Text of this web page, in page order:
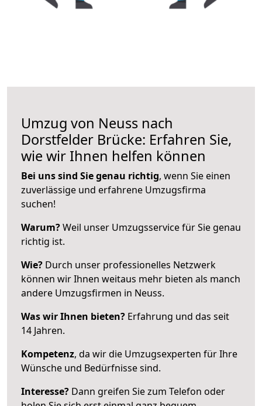
Umzug von Neuss nach
Dorstfelder Brücke: Erfahren Sie,
wie wir Ihnen helfen können
Bei uns sind Sie genau richtig, wenn Sie einen
zuverlässige und erfahrene Umzugsfirma
suchen!
Warum?Weil unser Umzugsservice für Sie genau
richtig ist.
Wie? Durch unser professionelles Netzwerk
können wir Ihnen weitaus mehr bieten als manch
andere Umzugsfirmen in Neuss.
Was wir Ihnen bieten? Erfahrung und das seit
14 Jahren.
Kompetenz, da wir die Umzugsexperten für Ihre
Wünsche und Bedürfnisse sind.
Interesse? Dann greifen Sie zum Telefon oder